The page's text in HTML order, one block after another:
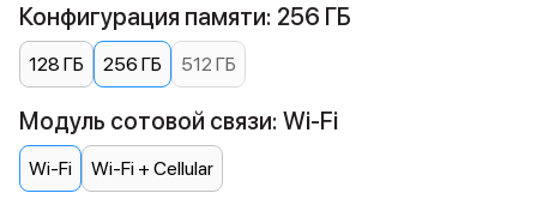
Конфигурация памяти: 256 ГБ
128 ГБ 256 ГБ 512 ГБ
Модуль сотовой связи: Wi-Fi
Wi-Fi Wi-Fi + Cellular